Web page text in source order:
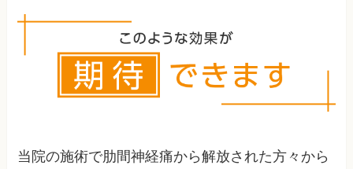
り、手術が検討されることもあります。
当院の施術で肋間神経痛から解放された方々から